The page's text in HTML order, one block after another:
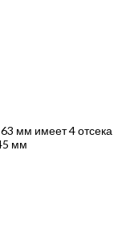
мм имеет 4 отсека
мм